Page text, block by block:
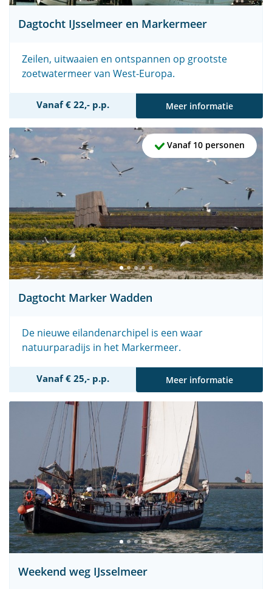
Dagtocht IJsselmeer en Markermeer
Zeilen, uitwaaien en ontspannen op grootste
zoetwatermeer van West-Europa.
Vanaf € 22,- p.p. Meer informatie
Vanaf 10 personen
Dagtocht Marker Wadden
De nieuwe eilandenarchipel is een waar
natuurparadijs in het Markermeer.
Vanaf € 25,- p.p. Meer informatie
Weekend weg IJsselmeer